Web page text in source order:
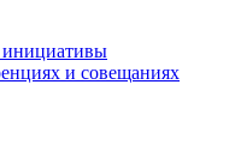
инициативы
и совещаниях